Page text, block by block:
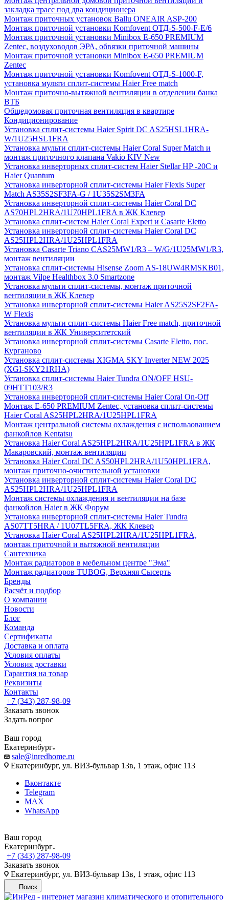
закладка трасс под два кондиционера
Монтаж приточных установок Ballu ONEAIR ASP-200
Монтаж приточной установки Komfovent ОТД-S-500-F-E/6
Монтаж приточной установки Minibox E-650 PREMIUM
Zentec, воздуховодов ЭРА, обвязки приточной машины
Монтаж приточной установки Minibox E-650 PREMIUM
Zentec
Монтаж приточной установки Komfovent ОТД-S-1000-F,
установка мульти сплит-системы Haier Free match
Монтаж приточно-вытяжной вентиляции в отделении банка
ВТБ
Общедомовая приточная вентиляция в квартире
Кондиционирование
Установка сплит-системы Haier Spirit DC AS25HSL1HRA-
W/1U25HSL1FRA
Установка мульти сплит-системы Haier Coral Super Match и
монтаж приточного клапана Vakio KIV New
Установка инверторных сплит-систем Haier Stellar HP -20С и
Haier Quantum
Установка инверторной сплит-системы Haier Flexis Super
Match AS35S2SF3FA-G / 1U35S2SM3FA
Установка инверторной сплит-системы Haier Coral DC
AS70HPL2HRA/1U70HPL1FRA в ЖК Клевер
Установка сплит-систем Haier Coral Expert и Casarte Eletto
Установка инверторной сплит-системы Haier Coral DC
AS25HPL2HRA/1U25HPL1FRA
Установка Casarte Triano CAS25MW1/R3 – W/G/1U25MW1/R3,
монтаж вентиляции
Установка сплит-системы Hisense Zoom AS-18UW4RMSKB01,
монтаж Vilpe Healthbox 3.0 Smartzone
Установка мульти сплит-системы, монтаж приточной
вентиляции в ЖК Клевер
Установка инверторной сплит-системы Haier AS25S2SF2FA-
W Flexis
Установка мульти сплит-системы Haier Free match, приточной
вентиляции в ЖК Университетский
Установка инверторной сплит-системы Casarte Eletto, пос.
Курганово
Установка сплит-системы XIGMA SKY Inverter NEW 2025
(XGI-SKY21RHA)
Установка сплит-системы Haier Tundra ON/OFF HSU-
09HTT103/R3
Установка инверторной сплит-системы Haier Coral On-Off
Монтаж E-650 PREMIUM Zentec, установка сплит-системы
Haier Coral AS25HPL2HRA/1U25HPL1FRA
Монтаж центральной системы охлаждения с использованием
фанкойлов Kentatsu
Установка Haier Coral AS25HPL2HRA/1U25HPL1FRA в ЖК
Макаровский, монтаж вентиляции
Установка Haier Coral DC AS50HPL2HRA/1U50HPL1FRA,
монтаж приточно-очистительной установки
Установка инверторной сплит-системы Haier Coral DC
AS25HPL2HRA/1U25HPL1FRA
Монтаж системы охлаждения и вентиляции на базе
фанкойлов Haier в ЖК Форум
Установка инверторной сплит-системы Haier Tundra
AS07TT5HRA / 1U07TL5FRA, ЖК Клевер
Установка Haier Coral AS25HPL2HRA/1U25HPL1FRA,
монтаж приточной и вытяжной вентиляции
Сантехника
Монтаж радиаторов в мебельном центре "Эма"
Монтаж радиаторов TUBOG, Верхняя Сысерть
Бренды
Расчёт и подбор
О компании
Новости
Блог
Команда
Сертификаты
Доставка и оплата
Условия оплаты
Условия доставки
Гарантия на товар
Реквизиты
Контакты
+7 (343) 287-98-09
Заказать звонок
Задать вопрос
Ваш город
Екатеринбург
sale@inredhome.ru
Екатеринбург, ул. ВИЗ-бульвар 13в, 1 этаж, офис 113
Вконтакте
Telegram
MAX
WhatsApp
Ваш город
Екатеринбург
+7 (343) 287-98-09
Заказать звонок
Екатеринбург, ул. ВИЗ-бульвар 13в, 1 этаж, офис 113
Поиск